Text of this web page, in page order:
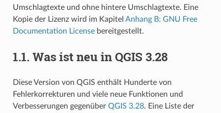
Umschlagtexte und ohne hintere Umschlagtexte. Eine
Kopie der Lizenz wird im Kapitel Anhang B: GNU Free
Documentation Licensebereitgestellt.
1.1. Was ist neu in QGIS 3.28
Diese Version von QGIS enthält Hunderte von
Fehlerkorrekturen und viele neue Funktionen und
Verbesserungen gegenüber QGIS 3.28. Eine Liste der